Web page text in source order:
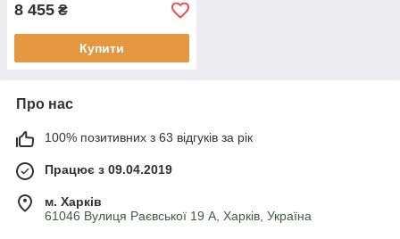
8 455 ₴
Купити
Про нас
100% позитивних з 63 відгуків за рік
Працює з 09.04.2019
м. Харків
61046 Вулиця Раєвської 19 А, Харків, Україна